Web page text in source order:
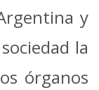
y
la
órganos